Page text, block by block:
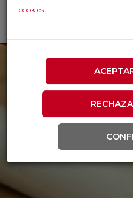
ADHESIVOS Y
cookies